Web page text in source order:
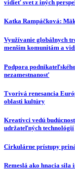
vidieť svet z iných
Katka Rampáčková:
Využívanie globálnych
menším komunitám a
Podpora
nezamestnanosť
Tvorivá renesancia
oblasti kultúry
Kreatívci vedú
udržateľných technológií
Cirkulárne prístupy
Remeslá ako hnacia sila